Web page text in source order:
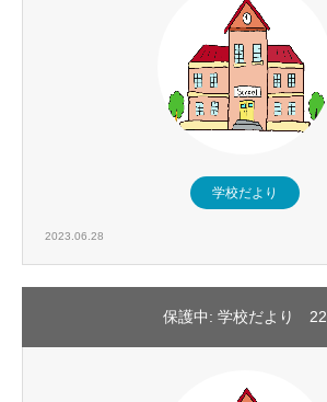
学校だより
2023.06.28
保護中: 学校だより 22